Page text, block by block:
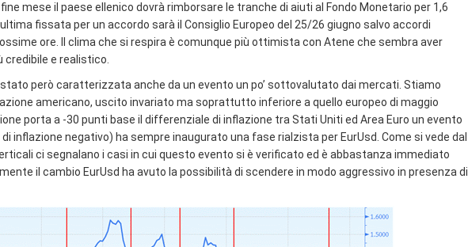
mese il paese ellenico dovrà rimborsare le tranche di aiuti al Fondo Monetario per 1,6
fissata per un accordo sarà il Consiglio Europeo del 25/26 giugno salvo accordi
ore. Il clima che si respira è comunque più ottimista con Atene che sembra aver
e realistico.
però caratterizzata anche da un evento un po’ sottovalutato dai mercati. Stiamo
americano, uscito invariato ma soprattutto inferiore a quello europeo di maggio
porta a -30 punti base il differenziale di inflazione tra Stati Uniti ed Area Euro un evento
inflazione negativo) ha sempre inaugurato una fase rialzista per EurUsd. Come si vede dal
ci segnalano i casi in cui questo evento si è verificato ed è abbastanza immediato
il cambio EurUsd ha avuto la possibilità di scendere in modo aggressivo in presenza di